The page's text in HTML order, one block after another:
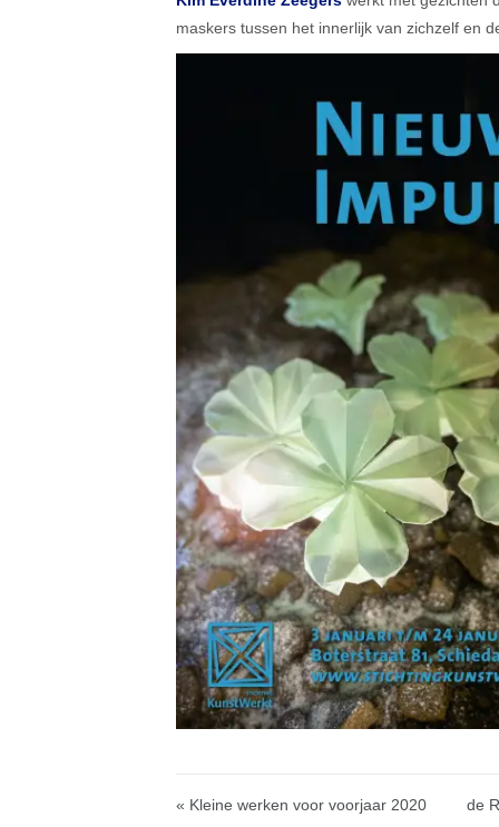
maskers tussen het innerlijk van zichzelf en
« Kleine werken voor voorjaar 2020 de